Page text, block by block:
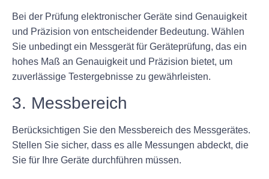
Bei der Prüfung elektronischer Geräte sind Genauigkeit
und Präzision von entscheidender Bedeutung. Wählen
Sie unbedingt ein Messgerät für Geräteprüfung, das ein
hohes Maß an Genauigkeit und Präzision bietet, um
zuverlässige Testergebnisse zu gewährleisten.
3. Messbereich
Berücksichtigen Sie den Messbereich des Messgerätes.
Stellen Sie sicher, dass es alle Messungen abdeckt, die
Sie für Ihre Geräte durchführen müssen.